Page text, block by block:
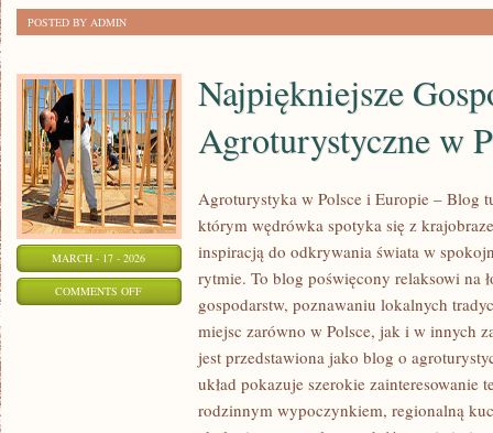
POSTED BY ADMIN
MARCH - 17 - 2026
COMMENTS OFFON
NAJPIĘKNIEJSZE
GOSPODARSTWA
AGROTURYSTYCZNE
Najpiękniejsze
Agroturystyczne w
Agroturystyka w Polsce i Europie – Blog
którym wędrówka spotyka się z
inspiracją do odkrywania świata w
rytmie. To blog poświęcony relaksowi na
gospodarstw, poznawaniu lokalnych
miejsc zarówno w Polsce, jak i w innych
jest przedstawiona jako blog o
układ pokazuje szerokie zainteresowanie
rodzinnym wypoczynkiem, regionalną